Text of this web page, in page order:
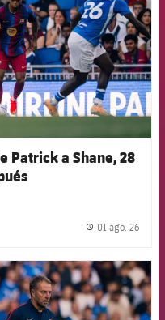
Patrick a Shane, 28
01 ago. 26
Barcelona badge